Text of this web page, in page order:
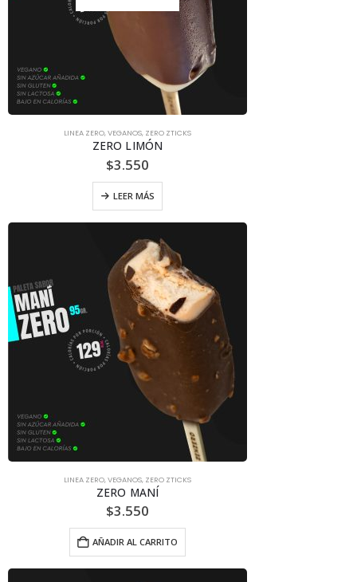
LINEA ZERO,VEGANOS, ZERO ZTICKS
ZERO LIMÓN
$3.550
LEER MÁS
LINEA ZERO,VEGANOS, ZERO ZTICKS
ZERO MANÍ
$3.550
AÑADIR AL CARRITO